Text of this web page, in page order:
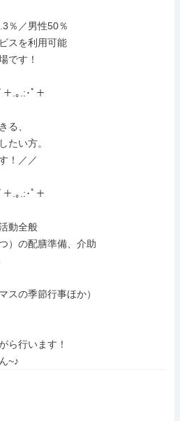
％／男性50％
スを利用可能
す！
＋.｡.:･ﾟ＋
る、
たい方。
！／／
＋.｡.:･ﾟ＋
動全般
）の配膳準備、介助
の季節行事ほか）
ら行います！
~♪